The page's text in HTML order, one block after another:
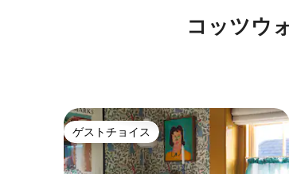
コッツウ
ゲストチョイス
ゲストチョイス